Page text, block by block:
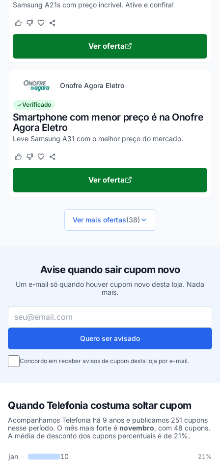
Samsung A21s com preço incrível. Ative e confira!
Este cupom funcionou
Este cupom não funcionou
Ver oferta
Onofre Agora Eletro
Verificado
Smartphone com menor preço é na Onofre
Agora Eletro
Leve Samsung A31 com o melhor preço do mercado.
Este cupom funcionou
Este cupom não funcionou
Ver oferta
Ver mais ofertas(38)
Avise quando sair cupom novo
Um e-mail só quando houver cupom novo desta loja. Nada
mais.
Seu e-mail
Quero ser avisado
Concordo em receber avisos de cupom desta loja por e-mail.
Quando Telefonia costuma soltar cupom
Acompanhamos Telefonia há 9 anos e publicamos 251 cupons
nesse período. O mês mais forte é novembro, com 48 cupons.
A média de desconto dos cupons percentuais é de 21%.
Cupons de Telefonia publicados por mês, somando os últimos 9
Mês Cupons publicados
jan 10 21%